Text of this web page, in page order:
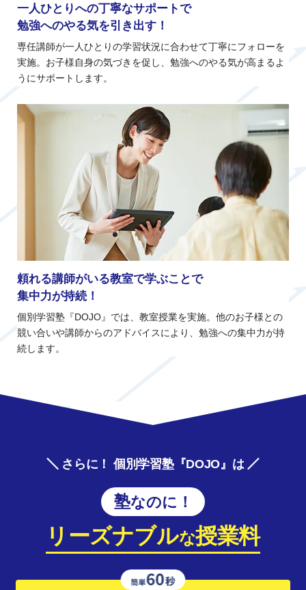
一人ひとりへの丁寧なサポートで
勉強へのやる気を引き出す！
専任講師が一人ひとりの学習状況に合わせて丁寧にフォローを
実施。お子様自身の気づきを促し、勉強へのやる気が高まるよ
うにサポートします。
頼れる講師がいる教室で学ぶことで
集中力が持続！
個別学習塾『DOJO』では、教室授業を実施。他のお子様との
競い合いや講師からのアドバイスにより、勉強への集中力が持
続します。
さらに！ 個別学習塾『DOJO』は
塾なのに！
リーズナブルな授業料